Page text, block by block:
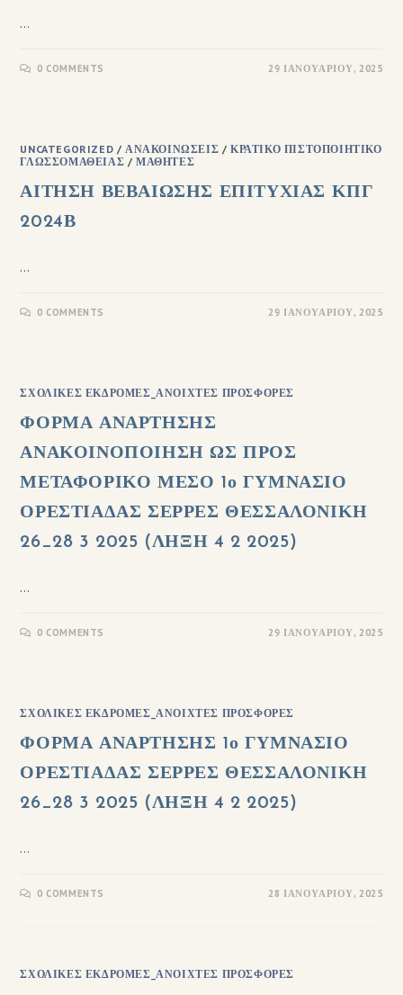
…
0 COMMENTS 29 ΙΑΝΟΥΑΡΊΟΥ, 2025
UNCATEGORIZED /ΑΝΑΚΟΙΝΏΣΕΙΣ /ΚΡΑΤΙΚΌ ΠΙΣΤΟΠΟΙΗΤΙΚΌ
ΓΛΩΣΣΟΜΆΘΕΙΑΣ /ΜΑΘΗΤΈΣ
ΑΙΤΗΣΗ ΒΕΒΑΙΩΣΗΣ ΕΠΙΤΥΧΙΑΣ ΚΠΓ
2024Β
…
0 COMMENTS 29 ΙΑΝΟΥΑΡΊΟΥ, 2025
ΣΧΟΛΙΚΈΣ ΕΚΔΡΟΜΈΣ_ΑΝΟΙΧΤΈΣ ΠΡΟΣΦΟΡΈΣ
ΦΟΡΜΑ ΑΝΑΡΤΗΣΗΣ
ΑΝΑΚΟΙΝΟΠΟΙΗΣΗ ΩΣ ΠΡΟΣ
ΜΕΤΑΦΟΡΙΚΟ ΜΕΣΟ 1ο ΓΥΜΝΑΣΙΟ
ΟΡΕΣΤΙΑΔΑΣ ΣΕΡΡΕΣ ΘΕΣΣΑΛΟΝΙΚΗ
26_28 3 2025 (ΛΗΞΗ 4 2 2025)
…
0 COMMENTS 29 ΙΑΝΟΥΑΡΊΟΥ, 2025
ΣΧΟΛΙΚΈΣ ΕΚΔΡΟΜΈΣ_ΑΝΟΙΧΤΈΣ ΠΡΟΣΦΟΡΈΣ
ΦΟΡΜΑ ΑΝΑΡΤΗΣΗΣ 1ο ΓΥΜΝΑΣΙΟ
ΟΡΕΣΤΙΑΔΑΣ ΣΕΡΡΕΣ ΘΕΣΣΑΛΟΝΙΚΗ
26_28 3 2025 (ΛΗΞΗ 4 2 2025)
…
0 COMMENTS 28 ΙΑΝΟΥΑΡΊΟΥ, 2025
ΣΧΟΛΙΚΈΣ ΕΚΔΡΟΜΈΣ_ΑΝΟΙΧΤΈΣ ΠΡΟΣΦΟΡΈΣ